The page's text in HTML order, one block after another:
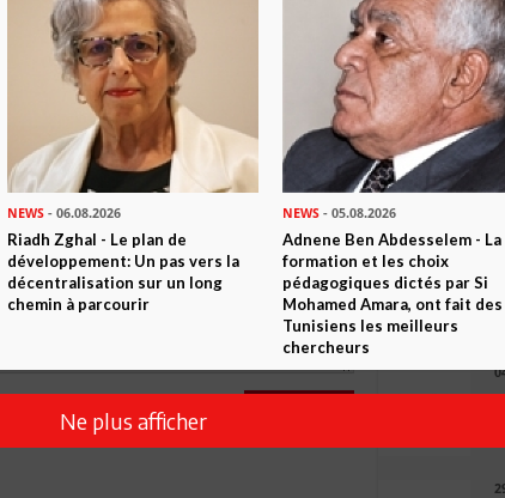
0 Commentaires
Commenter
NEWS - 06.08.2026
Riadh Zghal - Le plan de
développement: Un pas vers la
décentralisation sur un long
chemin à parcourir
NEWS- 05.08.2026
Adnene Ben Abdesselem - La
formation et les choix
pédagogiques dictés par Si
Mohamed Amara, ont fait des
Tunisiens les meilleurs
chercheurs
Ne plus afficher